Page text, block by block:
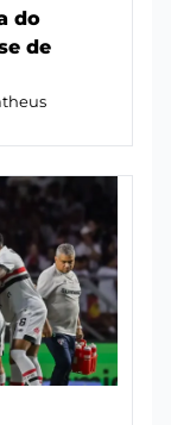
do
de